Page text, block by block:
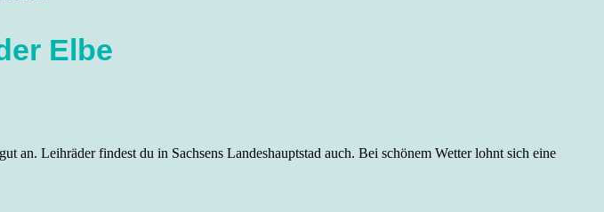
Elbe
an. Leihräder findest du in Sachsens Landeshauptstad auch. Bei schönem Wetter lohnt sich eine